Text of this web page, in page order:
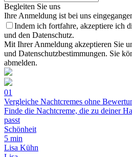
Begleiten Sie uns
Ihre Anmeldung ist bei uns
Indem ich fortfahre, akzeptiere ich
und den Datenschutz.
Mit Ihrer Anmeldung akzeptieren Sie
und Datenschutzbestimmungen. Sie
abmelden.
01
Vergleiche Nachtcremes ohne
Finde die Nachtcreme, die zu deiner
passt
Schönheit
5 min
Lisa Kühn